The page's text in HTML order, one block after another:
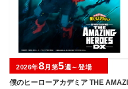
僕のヒーローアカデミア THE AMAZI
2026年8月第5週～登場